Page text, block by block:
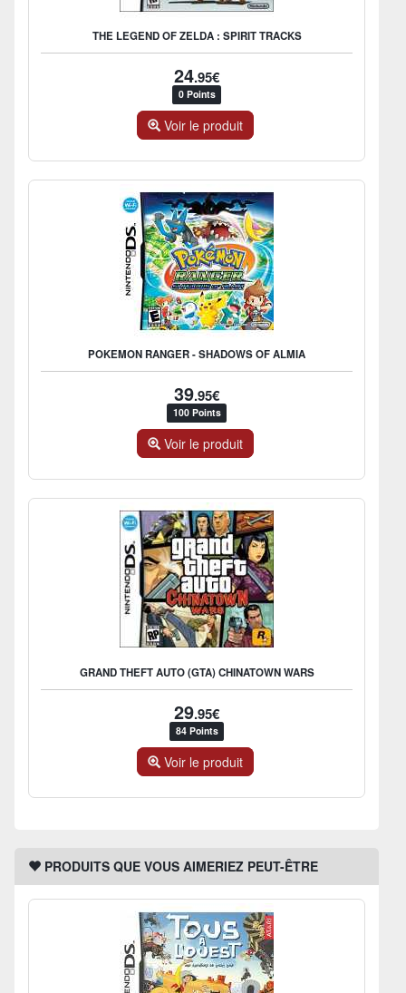
THE LEGEND OF ZELDA : SPIRIT TRACKS
24.95€
0 Points
Voir le produit
POKEMON RANGER - SHADOWS OF ALMIA
39.95€
100 Points
Voir le produit
GRAND THEFT AUTO (GTA) CHINATOWN WARS
29.95€
84 Points
Voir le produit
PRODUITS QUE VOUS AIMERIEZ PEUT-ÊTRE